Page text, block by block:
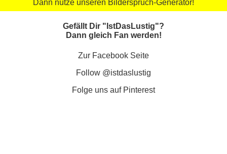
Dann nutze unseren Bilderspruch-Generator!
Gefällt Dir "IstDasLustig"?
Dann gleich Fan werden!
Zur Facebook Seite
Follow @istdaslustig
Folge uns auf Pinterest